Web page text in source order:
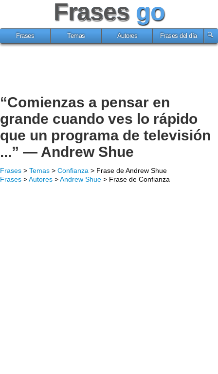
Frases go
Frases Temas Autores Frases del día
“Comienzas a pensar en
grande cuando ves lo rápido
que un programa de televisión
...” — Andrew Shue
Frases > Temas > Confianza > Frase de Andrew Shue
Frases >Autores >Andrew Shue > Frase de Confianza